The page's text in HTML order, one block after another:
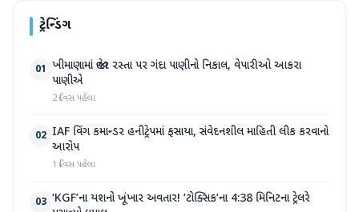
ટ્રેન્ડિંગ
01 ખીમાણામાં જાહેર રસ્તા પર ગંદા પાણીનો નિકાલ, વેપારીઓ આકરા
પાણીએ
2 દિવસ પહેલા
02 IAF વિંગ કમાન્ડર હનીટ્રેપમાં ફસાયા, સંવેદનશીલ માહિતી લીક કરવાનો
આરોપ
1 દિવસ પહેલા
03 ‘KGF’ના યશનો ખૂંખાર અવતાર! ‘ટોક્સિક’ના 4:38 મિનિટના ટ્રેલરે